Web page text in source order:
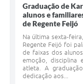
Graduação de
alunos e
de Regente Feijó
Na última sexta-
Regente Feijó foi
de faixas dos
emoção, disciplina
atleta. A
dedicação aos...